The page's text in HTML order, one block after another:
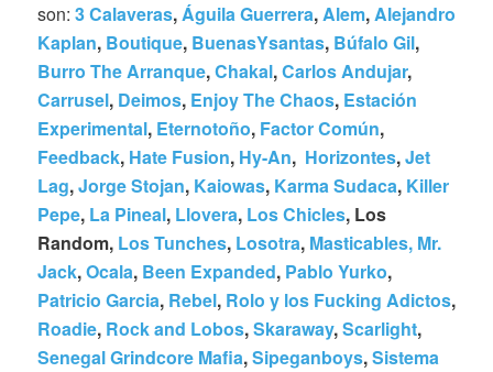
son: 3 Calaveras,Águila Guerrera,Alem,Alejandro
Kaplan, Boutique, BuenasYsantas, Búfalo Gil,
Burro The Arranque,Chakal,Carlos Andujar,
Carrusel, Deimos, Enjoy The Chaos, Estación
Experimental, Eternotoño, Factor Común,
Feedback, Hate Fusion, Hy-An, Horizontes,Jet
Lag,Jorge Stojan, Kaiowas, Karma Sudaca, Killer
Pepe, La Pineal, Llovera, Los Chicles, Los
Random, Los Tunches, Losotra, Masticables, Mr.
Jack,Ocala, Been Expanded, Pablo Yurko,
Patricio Garcia, Rebel, Rolo y los Fucking Adictos,
Roadie, Rock and Lobos,Skaraway,Scarlight,
Senegal Grindcore Mafia,Sipeganboys,Sistema